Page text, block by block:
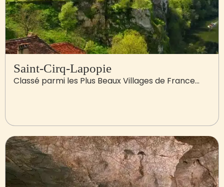
Saint-Cirq-Lapopie
Classé parmi les Plus Beaux Villages de France…